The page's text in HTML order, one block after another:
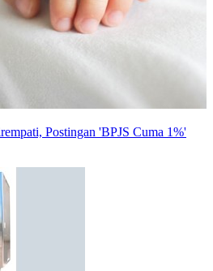
Postingan 'BPJS Cuma 1%'